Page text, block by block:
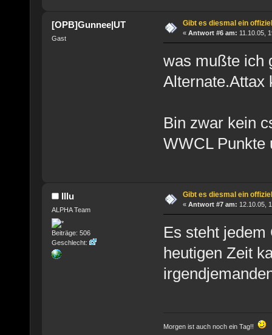
[OPB]Gunnee|UT
Gast
Gibt es diesmal ein
« Antwort #6 am: 11.10.05,
was mußte ich
Bin zwar kein
WWCL
Illu
ALPHA Team
Beiträge: 506
Geschlecht:
Gibt es diesmal ein
« Antwort #7 am: 12.10.05,
Es steht
heutigen Zeit
Morgen ist auch noch ein Tag!!